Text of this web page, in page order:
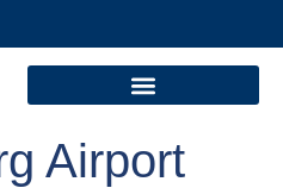
Airport